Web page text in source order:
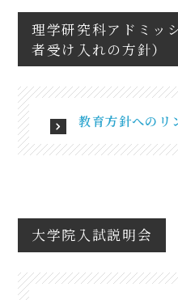
理学研究科アドミッ
者受け入れの方針）
教育方針へのリ
大学院入試説明会